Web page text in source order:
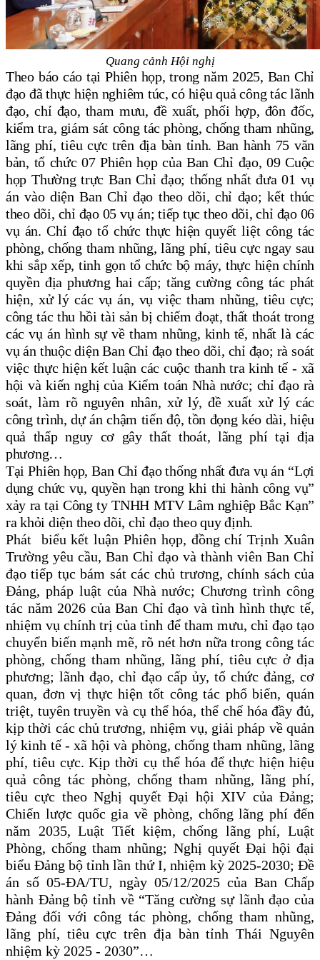
Quang cảnh Hội nghị
Theo báo cáo tại Phiên họp, trong năm 2025, Ban Chỉ
đạo đã thực hiện nghiêm túc, có hiệu quả công tác lãnh
đạo, chỉ đạo, tham mưu, đề xuất, phối hợp, đôn đốc,
kiểm tra, giám sát công tác phòng, chống tham nhũng,
lãng phí,tiêu cực trên địa bàn tỉnh. Ban hành 75 văn
bản, tổ chức 07 Phiên họp của Ban Chỉ đạo,09 Cuộc
họp Thường trực Ban Chỉ đạo; thống nhất đưa 01 vụ
án vào diện Ban Chỉ đạo theo dõi, chỉ đạo;kết thúc
theo dõi, chỉ đạo 05 vụ án; tiếp tục theo dõi, chỉ đạo 06
vụ án. Chỉ đạo tổ chức thực hiện quyết liệt công tác
phòng, chống tham nhũng, lãng phí, tiêu cực ngay sau
khi sắp xếp, tinh gọn tổ chức bộ máy, thực hiện chính
quyền địa phương hai cấp; tăng cường công tác phát
hiện, xử lý các vụ án, vụ việc tham nhũng, tiêu cực;
công tác thu hồi tài sản bị chiếm đoạt, thất thoát trong
các vụ án hình sự về tham nhũng, kinh tế, nhất là các
vụ án thuộc diện Ban Chỉ đạo theo dõi, chỉ đạo; rà soát
việc thực hiện kết luận các cuộc thanh tra kinh tế - xã
hội và kiến nghị của Kiểm toán Nhà nước; chỉ đạo rà
soát, làm rõ nguyên nhân, xử lý, đề xuất xử lý các
công trình, dự án chậm tiến độ, tồn đọng kéo dài, hiệu
quả thấp nguy cơ gây thất thoát, lãng phí tại địa
phương…
Tại Phiên họp, Ban Chỉ đạo thống nhất đưa vụ án “Lợi
dụng chức vụ, quyền hạn trong khi thi hành công vụ”
xảy ra tại Công ty TNHH MTV Lâm nghiệp Bắc Kạn”
ra khỏi diện theo dõi, chỉ đạo theo quy định.
Phát biểu kết luận Phiên họp, đồng chí Trịnh Xuân
Trường yêu cầu, Ban Chỉ đạo và thành viên Ban Chỉ
đạo tiếp tục bám sát các chủ trương, chính sách của
Đảng, pháp luật của Nhà nước; Chương trình công
tác năm 2026 của Ban Chỉ đạo và tình hình thực tế,
nhiệm vụ chính trị của tỉnh để tham mưu, chỉ đạo tạo
chuyển biến mạnh mẽ, rõ nét hơn nữa trong công tác
phòng, chống tham nhũng, lãng phí, tiêu cực ở địa
phương; lãnh đạo, chỉ đạo cấp ủy, tổ chức đảng, cơ
quan, đơn vị thực hiện tốt công tác phổ biến, quán
triệt, tuyên truyền và cụ thể hóa, thể chế hóa đầy đủ,
kịp thời các chủ trương, nhiệm vụ, giải pháp về quản
lý kinh tế - xã hội và phòng, chống tham nhũng, lãng
phí, tiêu cực. Kịp thời cụ thể hóa để thực hiện hiệu
quả công tác phòng, chống tham nhũng, lãng phí,
tiêu cực theo Nghị quyết Đại hội XIV của Đảng;
Chiến lược quốc gia về phòng, chống lãng phí đến
năm 2035, Luật Tiết kiệm, chống lãng phí, Luật
Phòng, chống tham nhũng; Nghị quyết Đại hội đại
biểu Đảng bộ tỉnh lần thứ I, nhiệm kỳ 2025-2030; Đề
án số 05-ĐA/TU, ngày 05/12/2025 của Ban Chấp
hành Đảng bộ tỉnh về “Tăng cường sự lãnh đạo của
Đảng đối với công tác phòng, chống tham nhũng,
lãng phí, tiêu cực trên địa bàn tỉnh Thái Nguyên
nhiệm kỳ 2025 - 2030”…